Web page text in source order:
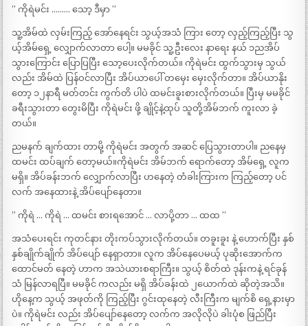
” ကိုရဲမင်း ……… သော့ ဒီမှာ ”
သူ့အိမ်ထဲ လှမ်းကြည့် အော်နေရင်း သွယ့်အသံ ကြား တော့ လှည့်ကြည့်ပြီး သွ
ယ့်အိမ်ရှေ့ လျှောက်လာတာ ပေါ့။ မမခိုင် သူ့ဦးလေး နာရေး နယ် ၁ညအိပ်
သွားကြောင်း ပြောပြပြီး သော့ပေးလိုက်တယ်။ ကိုရဲမင်း ထွက်သွားမှ သွယ်
လည်း အိမ်ထဲ ပြန်ဝင်လာပြီး အိပ်ယာပေါ် တမှေး မှေးလိုက်တာ။ အိပ်ယာနိုး
တော့ ၁၂နာရီ မတ်တင်း ကွက်တိ ပါပဲ ထမင်းခူးစားလိုက်တယ်။ ပြီးမှ မမခိုင်
ခရီးသွားတာ တွေးမိပြီး ကိုရဲမင်း ဖို့ ချိုင့်နဲ့ထုပ် သူတို့အိမ်ဘက် ကူးလာ ခဲ့
တယ်။
ညမနက် ချက်ထား တာမို့ ကိုရဲမင်း အတွက် အဆင် ပြေသွားတာပါ။ ညနေမှ
ထမင်း ထပ်ချက် တော့မယ်။ကိုရဲမင်း အိမ်ဘက် ရောက်တော့ အိမ်ရှေ့ လူက
မရှိ။ အိပ်ခန်းဘက် လျှောက်လာပြီး ဟနေတဲ့ တံခါးကြားက ကြည့်တော့ ပင်
လက် အနေထားနဲ့ အိပ်ပျော်နေတာ။
” ကိုရဲ … ကိုရဲ … ထမင်း စားရအောင် … လာပို့တာ … ထထ ”
အသံပေးရင်း ကုတင်နား တိုးကပ်သွားလိုက်တယ်။ တခူးခူး နဲ့ ဟောက်ပြီး နှစ်
နှစ်ချိုက်ချိုက် အိပ်ပျော် နေရှာတာ။ လူက အိပ်နေပေမယ့် ပုဆိုးအောက်က
ထောင်မတ် နေတဲ့ ဟာက အသဲယားစရာကြီး။ သွယ့် စိတ်ထဲ ဒုန်းကနဲ့ ရင်ခုန်
သံ မြန်လာရပြီ။ မမခိုင် ကလည်း မရှိ အိပ်ခန်းထဲ ၂ယောက်ထဲ ဆိုတဲ့အသိ။
ဟိုနေ့က သွယ့် အဖုတ်ကို ကြည့်ပြီး ဂွင်းထုနေတဲ့ လီးကြီးက မျက်စိ ရှေ့နားမှာ
ပဲ။ ကိုရဲမင်း လည်း အိပ်ပျော်နေတော့ လက်က အလိုလိုပဲ ခါးပုံစ ဖြည်ပြီး